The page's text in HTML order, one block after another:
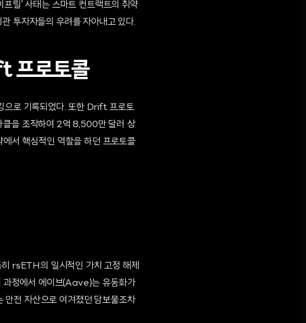
프릴' 사태는 스마트 컨트랙트의 취약
투자자들의 우려를 자아내고 있다.
프로토콜
로 기록되었다. 또한 Drift 프로토
클을 조작하여 2억 8,500만 달러 상
서 핵심적인 역할을 하던 프로토콜
rsETH의 일시적인 가치 고정 해제
과정에서 에이브(Aave)는 유동화가
전 자산으로 여겨졌던 담보물조차